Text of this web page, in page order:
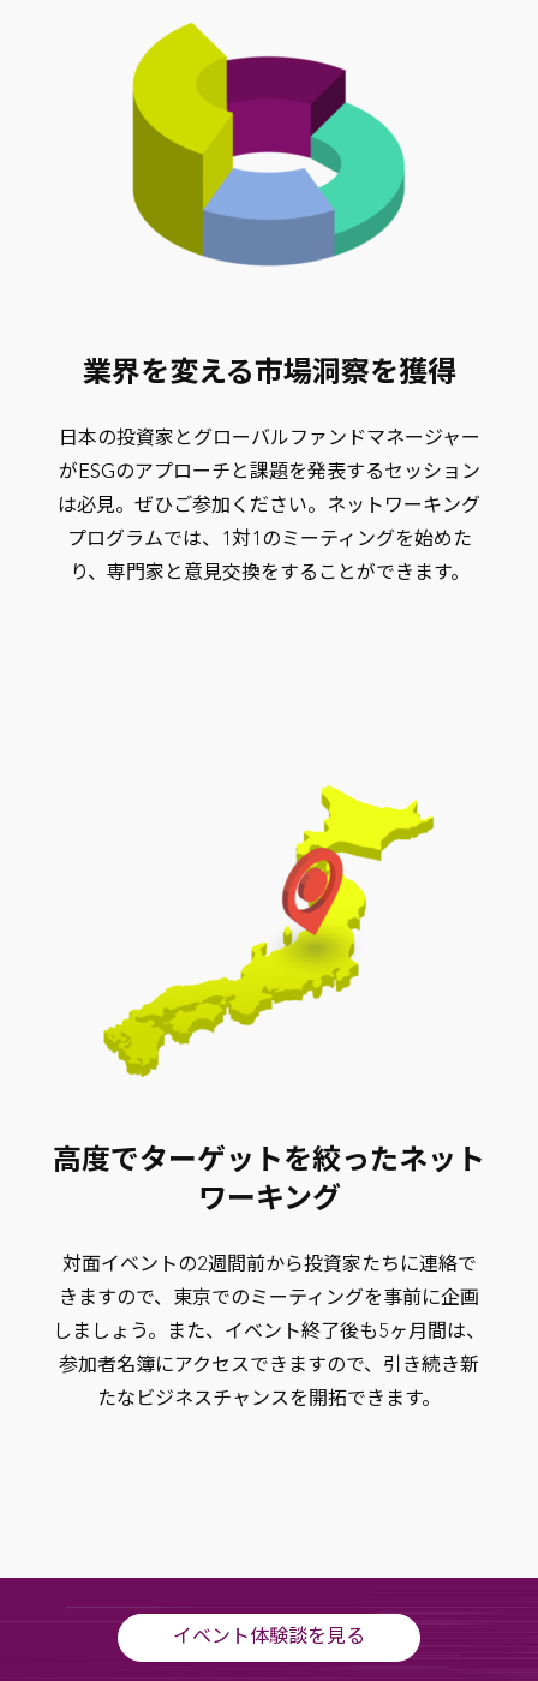
業界を変える市場洞察を獲得
日本の投資家とグローバルファンドマネージャー
がESGのアプローチと課題を発表するセッション
は必見。ぜひご参加ください。ネットワーキング
プログラムでは、1対1のミーティングを始めた
り、専門家と意見交換をすることができます。
高度でターゲットを絞ったネット
ワーキング
対面イベントの2週間前から投資家たちに連絡で
きますので、東京でのミーティングを事前に企画
しましょう。また、イベント終了後も5ヶ月間は、
参加者名簿にアクセスできますので、引き続き新
たなビジネスチャンスを開拓できます。
イベント体験談を見る